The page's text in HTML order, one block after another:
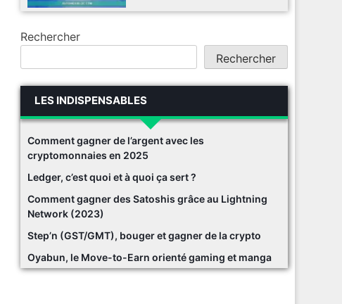
Rechercher
Rechercher
LES INDISPENSABLES
Comment gagner de l’argent avec les
cryptomonnaies en 2025
Ledger, c’est quoi et à quoi ça sert ?
Comment gagner des Satoshis grâce au Lightning
Network (2023)
Step’n (GST/GMT), bouger et gagner de la crypto
Oyabun, le Move-to-Earn orienté gaming et manga